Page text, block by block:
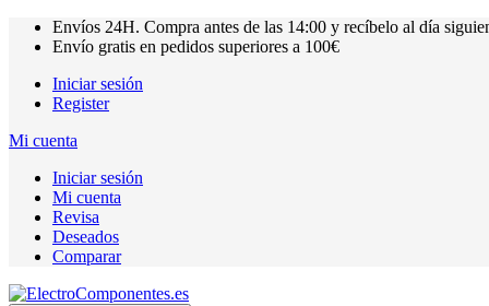
Envíos 24H. Compra antes de las 14:00 y recíbelo al día
Envío gratis en pedidos superiores a 100€
Iniciar sesión
Register
Mi cuenta
Iniciar sesión
Mi cuenta
Revisa
Deseados
Comparar